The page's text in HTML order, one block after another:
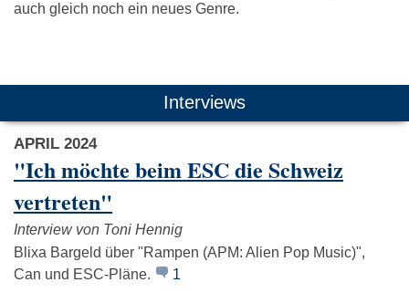
auch gleich noch ein neues Genre.
Das könnte Dich auch interessieren:
Nine Inch Nails Joy Division Nick
Interviews
APRIL 2024
"Ich möchte beim ESC die Schweiz
vertreten"
Interview von Toni Hennig
Blixa Bargeld über "Rampen (APM: Alien Pop Music)",
Can und ESC-Pläne.
1